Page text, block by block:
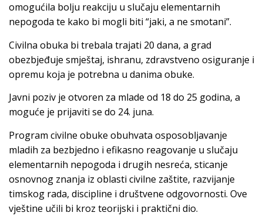
omogućila bolju reakciju u slučaju elementarnih
nepogoda te kako bi mogli biti “jaki, a ne smotani”.
Civilna obuka bi trebala trajati 20 dana, a grad
obezbjeđuje smještaj, ishranu, zdravstveno osiguranje i
opremu koja je potrebna u danima obuke.
Javni poziv je otvoren za mlade od 18 do 25 godina, a
moguće je prijaviti se do 24. juna.
Program civilne obuke obuhvata osposobljavanje
mladih za bezbjedno i efikasno reagovanje u slučaju
elementarnih nepogoda i drugih nesreća, sticanje
osnovnog znanja iz oblasti civilne zaštite, razvijanje
timskog rada, discipline i društvene odgovornosti. Ove
vještine učili bi kroz teorijski i praktični dio.